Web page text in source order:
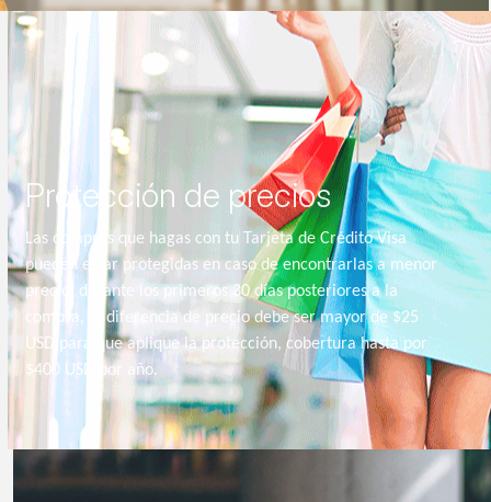
Protección de precios
Las compras que hagas con tu Tarjeta de Crédito Visa
pueden estar protegidas en caso de encontrarlas a menor
precio, durante los primeros 30 días posteriores a la
compra, la diferencia de precio debe ser mayor de $25
USD para que aplique la protección, cobertura hasta por
$400 USD por año.